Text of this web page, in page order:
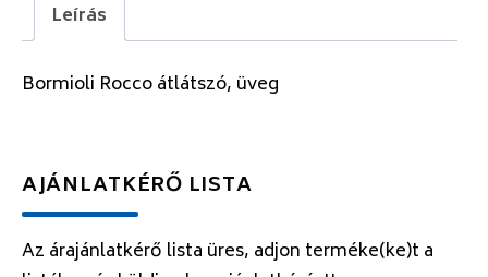
Leírás
Bormioli Rocco átlátszó, üveg
AJÁNLATKÉRŐ LISTA
Az árajánlatkérő lista üres, adjon terméke(ke)t a